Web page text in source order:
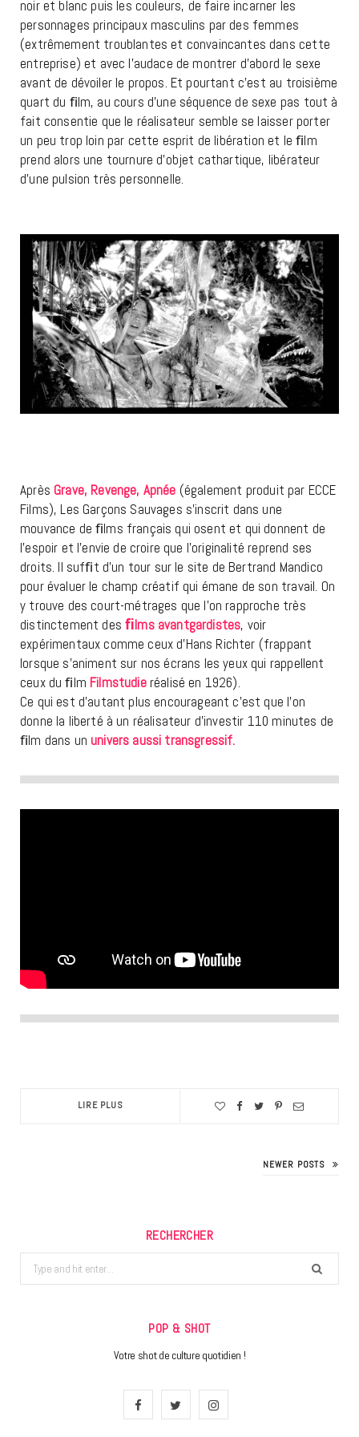
noir et blanc puis les couleurs, de faire incarner les
personnages principaux masculins par des femmes
(extrêmement troublantes et convaincantes dans cette
entreprise) et avec l’audace de montrer d’abord le sexe
avant de dévoiler le propos. Et pourtant c’est au troisième
quart du ﬁlm, au cours d’une séquence de sexe pas tout à
fait consentie que le réalisateur semble se laisser porter
un peu trop loin par cette esprit de libération et le ﬁlm
prend alors une tournure d’objet cathartique, libérateur
d’une pulsion très personnelle.
Après Grave, Revenge, Apnée (également produit par ECCE
Films), Les Garçons Sauvages s’inscrit dans une
mouvance de ﬁlms français qui osent et qui donnent de
l’espoir et l’envie de croire que l’originalité reprend ses
droits. Il sufﬁt d’un tour sur le site de Bertrand Mandico
pour évaluer le champ créatif qui émane de son travail. On
y trouve des court-métrages que l’on rapproche très
distinctement desﬁlms avantgardistes, voir
expérimentaux comme ceux d’Hans Richter (frappant
lorsque s’animent sur nos écrans les yeux qui rappellent
ceux du ﬁlm Filmstudieréalisé en 1926).
Ce qui est d’autant plus encourageant c’est que l’on
donne la liberté à un réalisateur d’investir 110 minutes de
ﬁlm dans un univers aussi transgressif.
LIRE PLUS
NEWER POSTS
RECHERCHER
Search
for:
POP & SHOT
Votre shot de culture quotidien !
F
I